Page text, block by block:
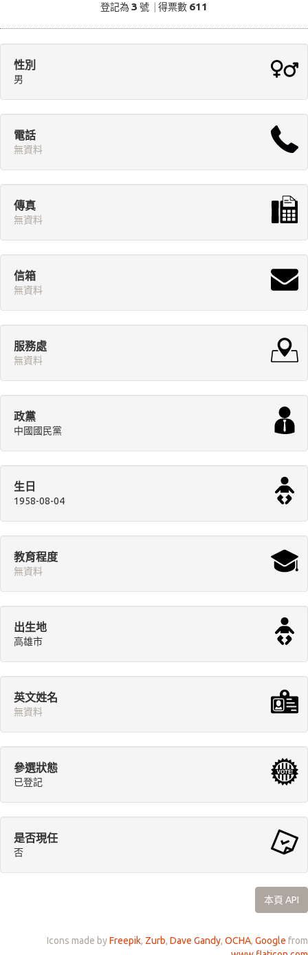
登記為 3 號 得票數 611
性別
男
電話
無資料
傳真
無資料
信箱
無資料
服務處
無資料
政黨
中國國民黨
生日
1958-08-04
教育程度
無資料
出生地
高雄市
英文姓名
無資料
參選狀態
已登記
是否現任
否
本頁 API
Icons made byFreepik, Zurb, Dave Gandy, OCHA, Google from